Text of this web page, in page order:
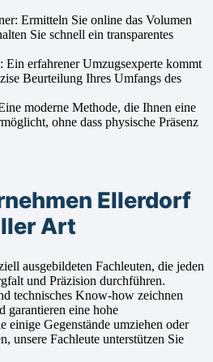
Ermitteln Sie online das Volumen
Sie schnell ein transparentes
erfahrener Umzugsexperte kommt
Beurteilung Ihres Umfangs des
moderne Methode, die Ihnen eine
ohne dass physische Präsenz
Ellerdorf
Art
ausgebildeten Fachleuten, die jeden
und Präzision durchführen.
technisches Know-how zeichnen
garantieren eine hohe
einige Gegenstände umziehen oder
unsere Fachleute unterstützen Sie